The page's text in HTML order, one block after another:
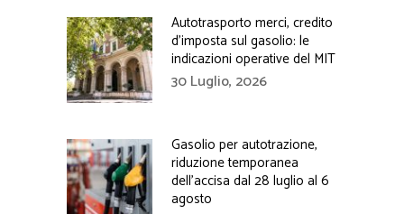
Autotrasporto merci, credito
d’imposta sul gasolio: le
indicazioni operative del MIT
30 Luglio, 2026
Gasolio per autotrazione,
riduzione temporanea
dell’accisa dal 28 luglio al 6
agosto